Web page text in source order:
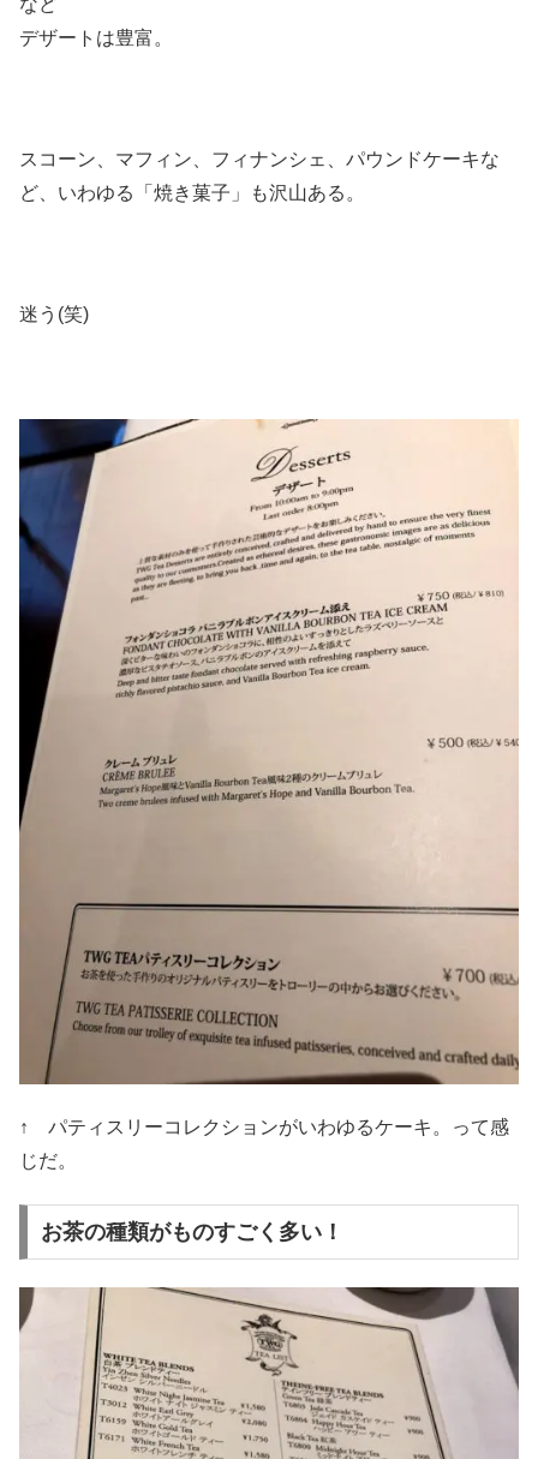
など
デザートは豊富。
スコーン、マフィン、フィナンシェ、パウンドケーキな
ど、いわゆる「焼き菓子」も沢山ある。
迷う(笑)
↑ パティスリーコレクションがいわゆるケーキ。って感
じだ。
お茶の種類がものすごく多い！